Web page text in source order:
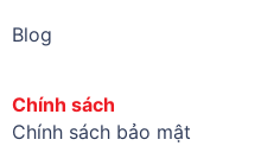
Blog
Chính sách
Chính sách bảo mật